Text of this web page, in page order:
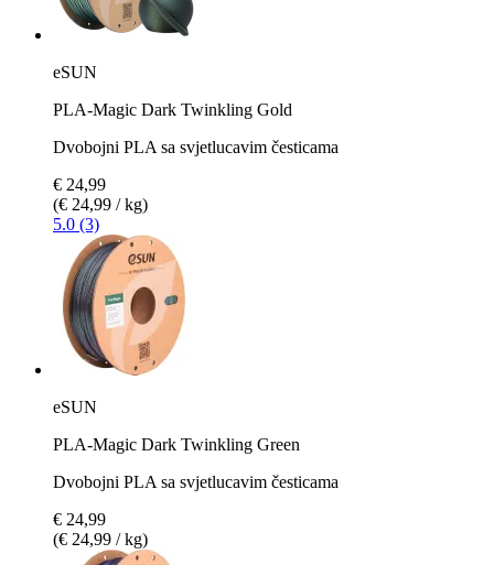
eSUN
PLA-Magic Dark Twinkling Gold
Dvobojni PLA sa svjetlucavim česticama
€ 24,99
(€ 24,99 / kg)
5.0 (3)
eSUN
PLA-Magic Dark Twinkling Green
Dvobojni PLA sa svjetlucavim česticama
€ 24,99
(€ 24,99 / kg)